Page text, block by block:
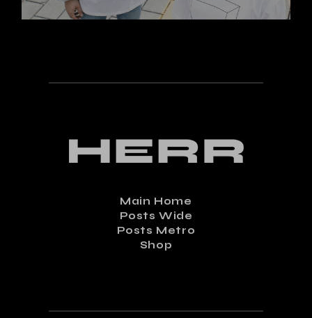
Main Home
Posts Wide
Posts Metro
Shop